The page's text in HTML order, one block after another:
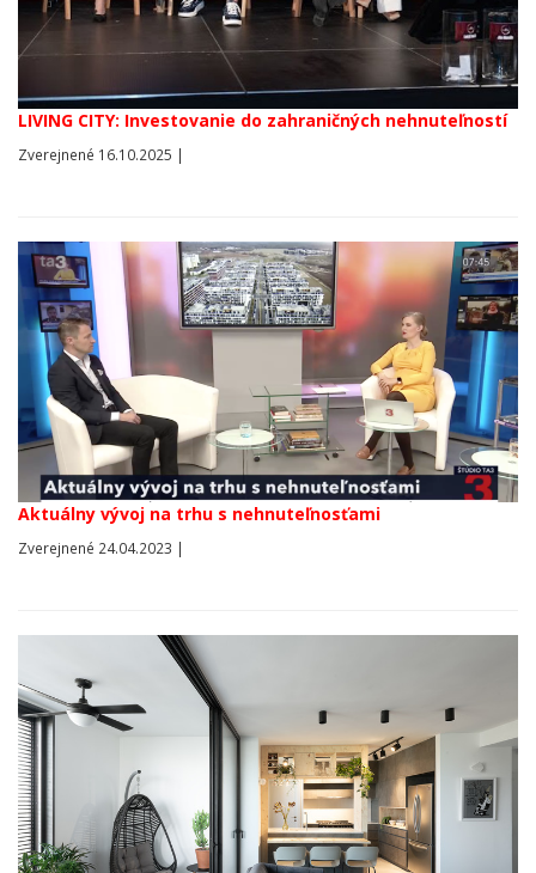
LIVING CITY: Investovanie do zahraničných nehnuteľností
Zverejnené 16.10.2025 |
Aktuálny vývoj na trhu s nehnuteľnosťami
Zverejnené 24.04.2023 |